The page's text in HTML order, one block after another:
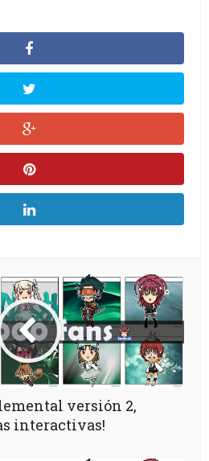
versión 2,
interactivas!